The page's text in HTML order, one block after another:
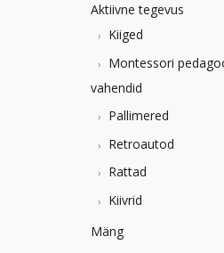
Aktiivne tegevus
Kiiged
Montessori
vahendid
Pallimered
Retroautod
Rattad
Kiivrid
Mäng